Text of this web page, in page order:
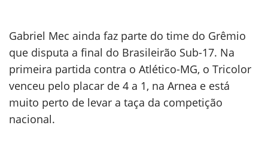
Gabriel Mec ainda faz parte do time do Grêmio
que disputa a final do Brasileirão Sub-17. Na
primeira partida contra o Atlético-MG, o Tricolor
venceu pelo placar de 4 a 1, na Arnea e está
muito perto de levar a taça da competição
nacional.